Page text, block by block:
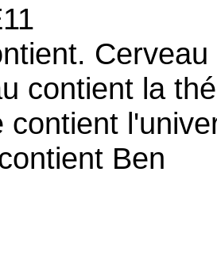
Cerveau
contient la
contient
Ben